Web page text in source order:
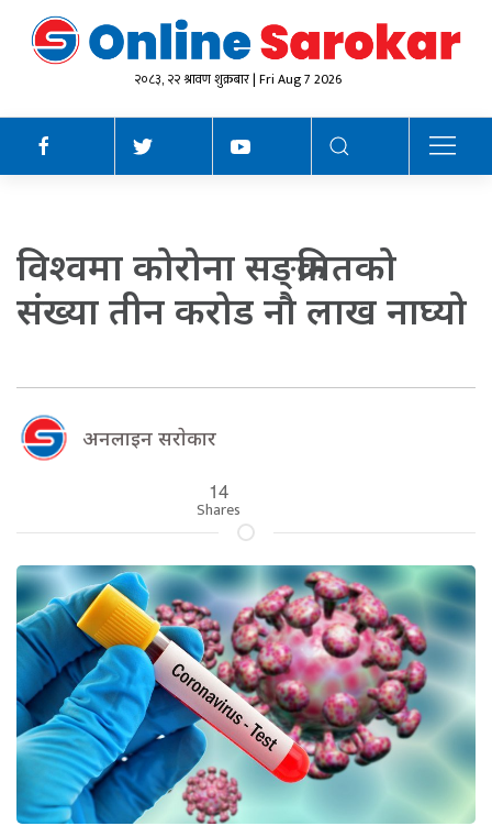
२०८३, २२ श्रावण शुक्रबार | Fri Aug 7 2026
विश्वमा कोरोना सङ्क्रमितको
संख्या तीन करोड नौ लाख नाघ्यो
अनलाइन सराेकार
14
Shares